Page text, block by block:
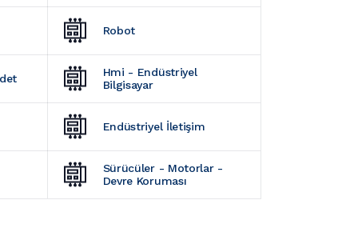
Robot
Hmi - Endüstriyel
Bilgisayar
Endüstriyel İletişim
Sürücüler - Motorlar -
Devre Koruması